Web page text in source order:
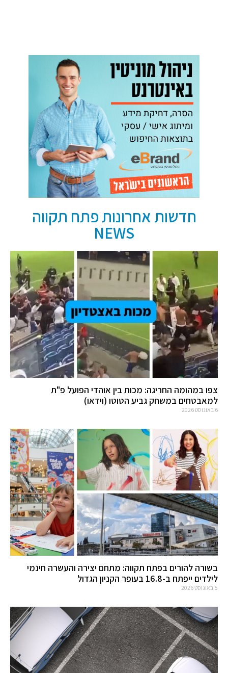
חדשות אחרונות פתח תקווה
NEWS
צפו במהומה החריגה: מכות בין אוהדי הפועל פ"ת
למאבטחים במשחק גביע הטוטו (וידאו)
6 באוגוסט 2026
בשורה להורים בפתח תקווה: מתחם יצירה והעשרה חינמי
לילדים ייפתח ב-16.8 בעופר הקניון הגדול
5 באוגוסט 2026